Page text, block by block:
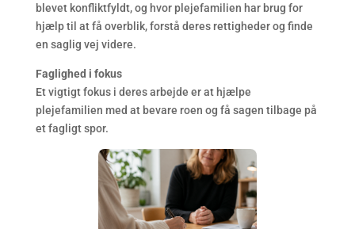
blevet konfliktfyldt, og hvor plejefamilien har brug for
hjælp til at få overblik, forstå deres rettigheder og finde
en saglig vej videre.
Faglighed i fokus
Et vigtigt fokus i deres arbejde er at hjælpe
plejefamilien med at bevare roen og få sagen tilbage på
et fagligt spor.